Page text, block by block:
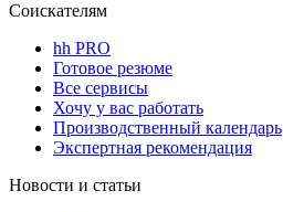
Соискателям
hh PRO
Готовое резюме
Все сервисы
Хочу у вас работать
Производственный календарь
Экспертная рекомендация
Новости и статьи